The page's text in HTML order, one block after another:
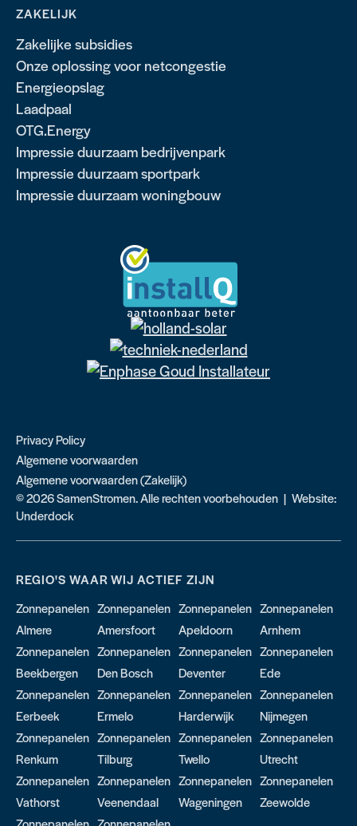
ZAKELIJK
Zakelijke subsidies
Onze oplossing voor netcongestie
Energieopslag
Laadpaal
OTG.Energy
Impressie duurzaam bedrijvenpark
Impressie duurzaam sportpark
Impressie duurzaam woningbouw
Privacy Policy
Algemene voorwaarden
Algemene voorwaarden (Zakelijk)
© 2026 SamenStromen. Alle rechten voorbehouden | Website:
Underdock
REGIO'S WAAR WIJ ACTIEF ZIJN
Zonnepanelen
Almere
Zonnepanelen
Amersfoort
Zonnepanelen
Apeldoorn
Zonnepanelen
Arnhem
Zonnepanelen
Beekbergen
Zonnepanelen
Den Bosch
Zonnepanelen
Deventer
Zonnepanelen
Ede
Zonnepanelen
Eerbeek
Zonnepanelen
Ermelo
Zonnepanelen
Harderwijk
Zonnepanelen
Nijmegen
Zonnepanelen
Renkum
Zonnepanelen
Tilburg
Zonnepanelen
Twello
Zonnepanelen
Utrecht
Zonnepanelen
Vathorst
Zonnepanelen
Veenendaal
Zonnepanelen
Wageningen
Zonnepanelen
Zeewolde